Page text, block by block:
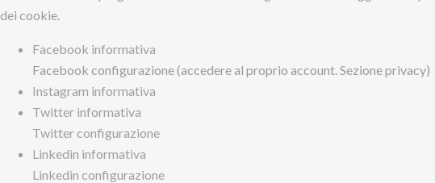
dei cookie.
Facebook informativa
Facebook configurazione (accedere al proprio account. Sezione privacy)
Instagram informativa
Twitter informativa
Twitter configurazione
Linkedin informativa
Linkedin configurazione